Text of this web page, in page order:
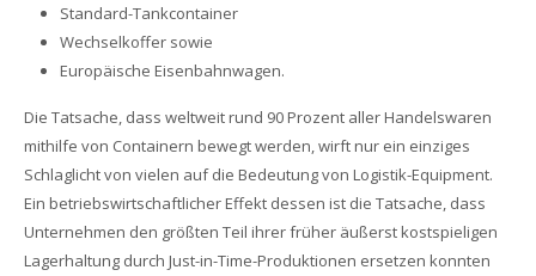
Standard-Tankcontainer
Wechselkoffer sowie
Europäische Eisenbahnwagen.
Die Tatsache, dass weltweit rund 90 Prozent aller Handelswaren
mithilfe von Containern bewegt werden, wirft nur ein einziges
Schlaglicht von vielen auf die Bedeutung von Logistik-Equipment.
Ein betriebswirtschaftlicher Effekt dessen ist die Tatsache, dass
Unternehmen den größten Teil ihrer früher äußerst kostspieligen
Lagerhaltung durch Just-in-Time-Produktionen ersetzen konnten